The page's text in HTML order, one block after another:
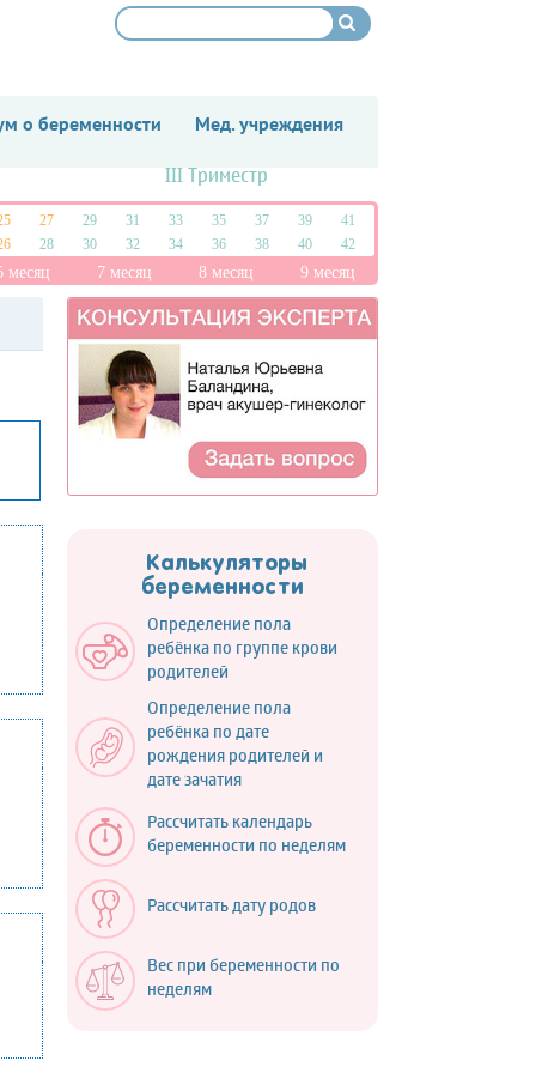
о беременности Мед. учреждения
III Триместр
27 29 31 33 35 37 39
41
28 30 32 34 36 38 40 42
месяц 7 месяц 8 месяц 9 месяц
Калькуляторы
беременности
Определение пола
ребёнка по группе крови
родителей
Определение пола
ребёнка по дате
рождения родителей и
дате зачатия
Рассчитать календарь
беременности по неделям
Рассчитать дату родов
Вес при беременности по
неделям